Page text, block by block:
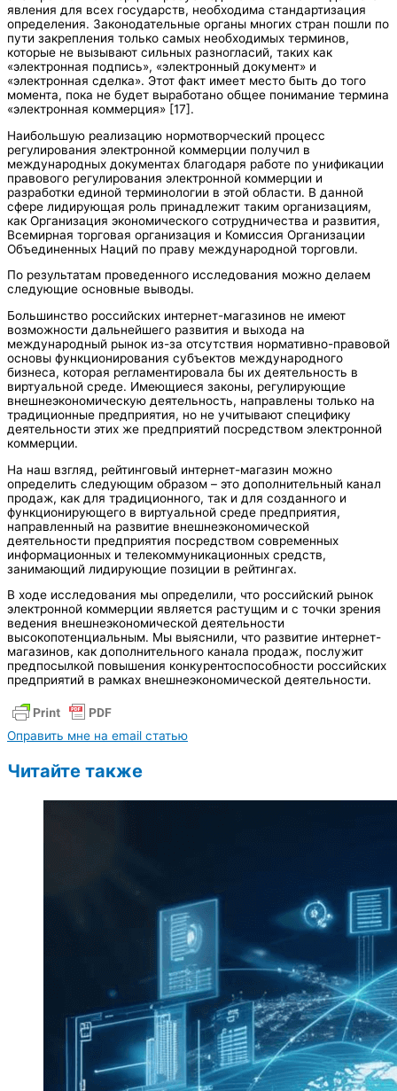
явления для всех государств, необходима стандартизация
определения. Законодательные органы многих стран пошли по
пути закрепления только самых необходимых терминов,
которые не вызывают сильных разногласий, таких как
«электронная подпись», «электронный документ» и
«электронная сделка». Этот факт имеет место быть до того
момента, пока не будет выработано общее понимание термина
«электронная коммерция» [17].
Наибольшую реализацию нормотворческий процесс
регулирования электронной коммерции получил в
международных документах благодаря работе по унификации
правового регулирования электронной коммерции и
разработки единой терминологии в этой области. В данной
сфере лидирующая роль принадлежит таким организациям,
как Организация экономического сотрудничества и развития,
Всемирная торговая организация и Комиссия Организации
Объединенных Наций по праву международной торговли.
По результатам проведенного исследования можно делаем
следующие основные выводы.
Большинство российских интернет-магазинов не имеют
возможности дальнейшего развития и выхода на
международный рынок из-за отсутствия нормативно-правовой
основы функционирования субъектов международного
бизнеса, которая регламентировала бы их деятельность в
виртуальной среде. Имеющиеся законы, регулирующие
внешнеэкономическую деятельность, направлены только на
традиционные предприятия, но не учитывают специфику
деятельности этих же предприятий посредством электронной
коммерции.
На наш взгляд, рейтинговый интернет-магазин можно
определить следующим образом – это дополнительный канал
продаж, как для традиционного, так и для созданного и
функционирующего в виртуальной среде предприятия,
направленный на развитие внешнеэкономической
деятельности предприятия посредством современных
информационных и телекоммуникационных средств,
занимающий лидирующие позиции в рейтингах.
В ходе исследования мы определили, что российский рынок
электронной коммерции является растущим и с точки зрения
ведения внешнеэкономической деятельности
высокопотенциальным. Мы выяснили, что развитие интернет-
магазинов, как дополнительного канала продаж, послужит
предпосылкой повышения конкурентоспособности российских
предприятий в рамках внешнеэкономической деятельности.
Оправить мне на email статью
Читайте также